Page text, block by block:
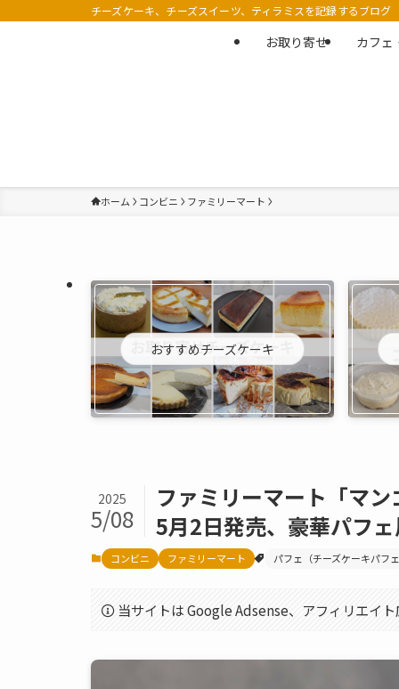
チーズケーキ、チーズスイーツ、ティラミスを記録するブログ
お取り寄せ カフェ
ホーム コンビニ ファミリーマート
おすすめチーズケーキ
ファミリーマート「マ
5月2日発売、豪華パフ
2025
5/08
コンビニ ファミリーマート パフェ（チーズケーキパフ
当サイトは Google Adsense、アフィリエイ